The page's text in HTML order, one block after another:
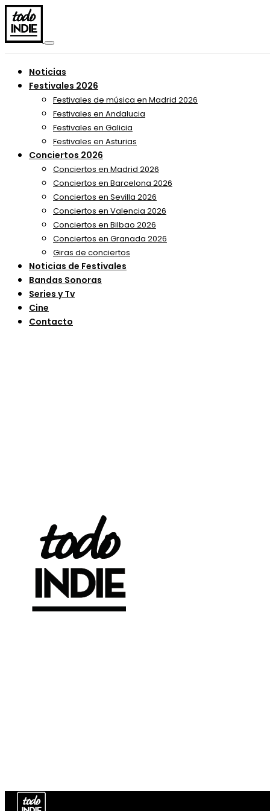
Noticias
Festivales 2026
Festivales de música en Madrid 2026
Festivales en Andalucia
Festivales en Galicia
Festivales en Asturias
Conciertos 2026
Conciertos en Madrid 2026
Conciertos en Barcelona 2026
Conciertos en Sevilla 2026
Conciertos en Valencia 2026
Conciertos en Bilbao 2026
Conciertos en Granada 2026
Giras de conciertos
Noticias de Festivales
Bandas Sonoras
Series y Tv
Cine
Contacto